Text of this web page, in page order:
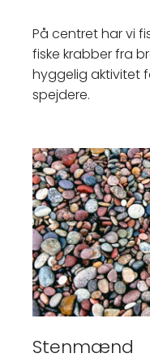
På centret har vi
fiske krabber fra
hyggelig aktivitet
spejdere.
Stenmænd